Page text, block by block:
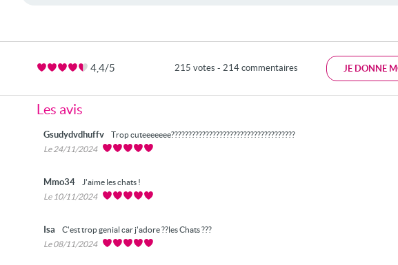
4,4/5 215 votes - 214 commentaires JE DONNE
Les avis
Gsudydvdhuffv
Trop cuteeeeeee????????????????????????????????????
Le 24/11/2024
Mmo34
J'aime les chats !
Le 10/11/2024
Isa
C'est trop genial car j'adore ??les Chats ???
Le 08/11/2024